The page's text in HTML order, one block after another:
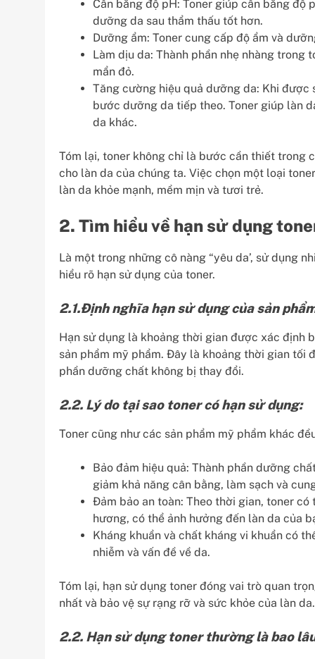
Cân bằng độ pH: Toner giúp cân bằng
dưỡng da sau thẩm thấu tốt hơn.
Dưỡng ẩm: Toner cung cấp độ ẩm và
Làm dịu da: Thành phần nhẹ nhàng
mẩn đỏ.
Tăng cường hiệu quả dưỡng da: Khi
bước dưỡng da tiếp theo. Toner giúp làn
da khác.
Tóm lại, toner không chỉ là bước cần thiết trong
cho làn da của chúng ta. Việc chọn một loại
làn da khỏe mạnh, mềm mịn và tươi trẻ.
2. Tìm hiểu về hạn sử dụng
Là một trong những cô nàng “yêu da’, sử dụng
hiểu rõ hạn sử dụng của toner.
2.1.Định nghĩa hạn sử dụng của sản
Hạn sử dụng là khoảng thời gian được xác định
sản phẩm mỹ phẩm. Đây là khoảng thời gian tối
phần dưỡng chất không bị thay đổi.
2.2. Lý do tại sao toner có hạn sử dụng:
Toner cũng như các sản phẩm mỹ phẩm khác
Bảo đảm hiệu quả: Thành phần dưỡng
giảm khả năng cân bằng, làm sạch và
Đảm bảo an toàn: Theo thời gian, toner có
hương, có thể ảnh hưởng đến làn da của
Kháng khuẩn và chất kháng vi khuẩn có
nhiễm và vấn đề về da.
Tóm lại, hạn sử dụng toner đóng vai trò quan
nhất và bảo vệ sự rạng rỡ và sức khỏe của làn da.
2.2. Hạn sử dụng toner thường là bao